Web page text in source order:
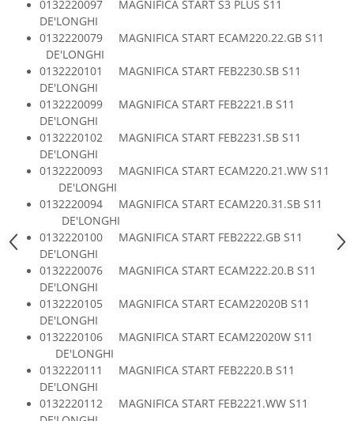
Incaltaminte femei
Ochelari de soare
Ochelari de vedere
Gaming, Carti & Birotica
Birotica & Papetarie
Console, Jocuri & Accesorii
Ingrijire personala & Cosmetice
Accesorii aparate de ras electrice
Accesorii aparate hair styling
Aparate & Accesorii ingrijire
personala
Aparate cosmetice
Articole Sanatate si Wellness
Consumabile sanitare
Cosmetice si produse ingrijire
personala
Igiena dentara
Jucarii, Copii & Bebe
Camera copilului
Hrana bebelusi
0132220097 MAGNIFICA START S3 PLUS S11
DE'LONGHI
0132220079 MAGNIFICA START ECAM220.22.GB S11
DE'LONGHI
0132220101 MAGNIFICA START FEB2230.SB S11
DE'LONGHI
0132220099 MAGNIFICA START FEB2221.B S11
DE'LONGHI
0132220102 MAGNIFICA START FEB2231.SB S11
DE'LONGHI
0132220093 MAGNIFICA START ECAM220.21.WW S11
DE'LONGHI
0132220094 MAGNIFICA START ECAM220.31.SB S11
DE'LONGHI
0132220100 MAGNIFICA START FEB2222.GB S11
DE'LONGHI
0132220076 MAGNIFICA START ECAM222.20.B S11
DE'LONGHI
0132220105 MAGNIFICA START ECAM22020B S11
DE'LONGHI
0132220106 MAGNIFICA START ECAM22020W S11
DE'LONGHI
0132220111 MAGNIFICA START FEB2220.B S11
DE'LONGHI
0132220112 MAGNIFICA START FEB2221.WW S11